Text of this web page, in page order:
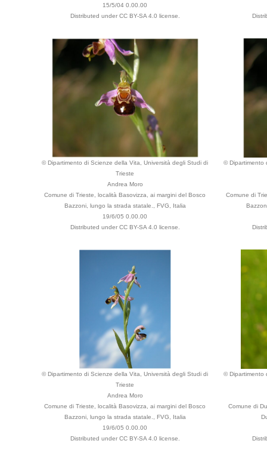
15/5/04 0.00.00
Distributed under CC BY-SA 4.0 license.
© Dipartimento di Scienze della Vita, Università degli Studi di
Trieste
Andrea Moro
Comune di Trieste, località Basovizza, ai margini del Bosco
Bazzoni, lungo la strada statale., FVG, Italia
19/6/05 0.00.00
Distributed under CC BY-SA 4.0 license.
© Dipartimento
Comune di
© Dipartimento di Scienze della Vita, Università degli Studi di
Trieste
Andrea Moro
Comune di Trieste, località Basovizza, ai margini del Bosco
Bazzoni, lungo la strada statale., FVG, Italia
19/6/05 0.00.00
Distributed under CC BY-SA 4.0 license.
© Dipartimento
Comune di